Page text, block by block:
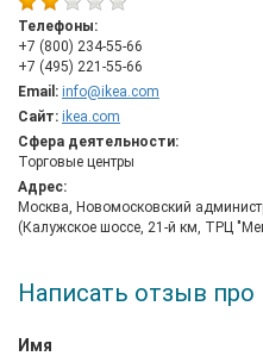
затрагивает не только
изменить к лучшему жизнь
оказывает влияние наш бизнес.
Миссия ИКЕА заключается в
повседневную жизнь многих
принцип Группы компаний
счет собственных ресурсов.
зарабатываем, а потом
долгосрочные инвестиции в
Миссия ИКЕА — это основа
жизнь дома. Наша компания
также в разработку товаров
Телефоны:
+7 (800) 234-55-66
+7 (495) 221-55-66
Email: info@ikea.com
Сайт: ikea.com
Сфера деятельности:
Торговые центры
Адрес:
Москва, Новомосковский
(Калужское шоссе, 21-й км, ТРЦ
Написать отзыв
Имя